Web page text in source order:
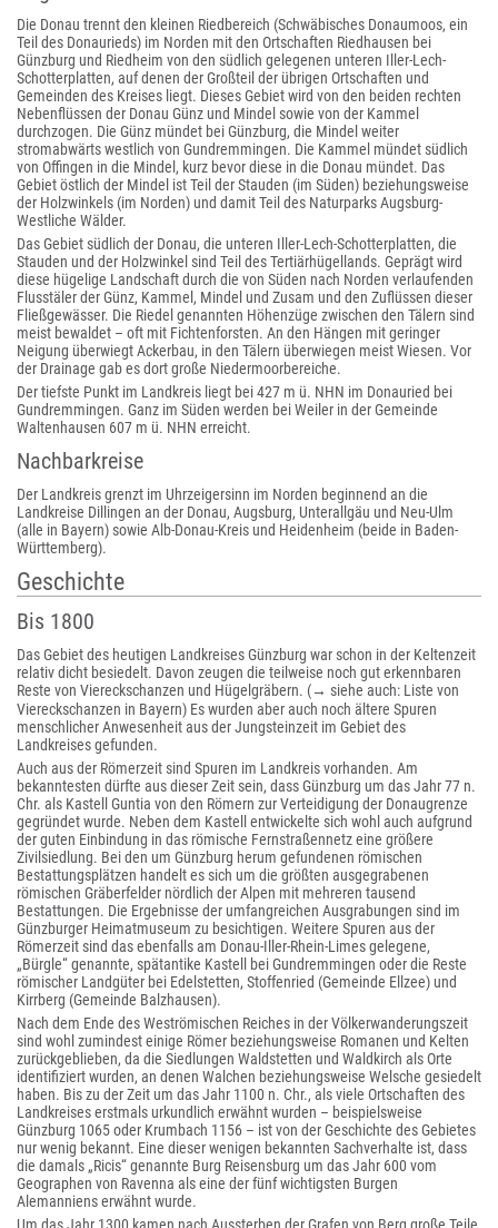
Die Donau trennt den kleinen Riedbereich (Schwäbisches Donaumoos, ein
Teil des Donaurieds) im Norden mit den Ortschaften Riedhausen bei
Günzburg und Riedheim von den südlich gelegenen unteren Iller-Lech-
Schotterplatten, auf denen der Großteil der übrigen Ortschaften und
Gemeinden des Kreises liegt. Dieses Gebiet wird von den beiden rechten
Nebenflüssen der Donau Günz und Mindel sowie von der Kammel
durchzogen. Die Günz mündet bei Günzburg, die Mindel weiter
stromabwärts westlich von Gundremmingen. Die Kammel mündet südlich
von Offingen in die Mindel, kurz bevor diese in die Donau mündet. Das
Gebiet östlich der Mindel ist Teil der Stauden (im Süden) beziehungsweise
der Holzwinkels (im Norden) und damit Teil des Naturparks Augsburg-
Westliche Wälder.
Das Gebiet südlich der Donau, die unteren Iller-Lech-Schotterplatten, die
Stauden und der Holzwinkel sind Teil des Tertiärhügellands. Geprägt wird
diese hügelige Landschaft durch die von Süden nach Norden verlaufenden
Flusstäler der Günz, Kammel, Mindel und Zusam und den Zuflüssen dieser
Fließgewässer. Die Riedel genannten Höhenzüge zwischen den Tälern sind
meist bewaldet – oft mit Fichtenforsten. An den Hängen mit geringer
Neigung überwiegt Ackerbau, in den Tälern überwiegen meist Wiesen. Vor
der Drainage gab es dort große Niedermoorbereiche.
Der tiefste Punkt im Landkreis liegt bei 427 m ü. NHN im Donauried bei
Gundremmingen. Ganz im Süden werden bei Weiler in der Gemeinde
Waltenhausen 607 m ü. NHN erreicht.
Nachbarkreise
Der Landkreis grenzt im Uhrzeigersinn im Norden beginnend an die
Landkreise Dillingen an der Donau, Augsburg, Unterallgäu und Neu-Ulm
(alle in Bayern) sowie Alb-Donau-Kreis und Heidenheim (beide in Baden-
Württemberg).
Geschichte
Bis 1800
Das Gebiet des heutigen Landkreises Günzburg war schon in der Keltenzeit
relativ dicht besiedelt. Davon zeugen die teilweise noch gut erkennbaren
Reste von Viereckschanzen und Hügelgräbern. (→ siehe auch: Liste von
Viereckschanzen in Bayern) Es wurden aber auch noch ältere Spuren
menschlicher Anwesenheit aus der Jungsteinzeit im Gebiet des
Landkreises gefunden.
Auch aus der Römerzeit sind Spuren im Landkreis vorhanden. Am
bekanntesten dürfte aus dieser Zeit sein, dass Günzburg um das Jahr 77 n.
Chr. als Kastell Guntia von den Römern zur Verteidigung der Donaugrenze
gegründet wurde. Neben dem Kastell entwickelte sich wohl auch aufgrund
der guten Einbindung in das römische Fernstraßennetz eine größere
Zivilsiedlung. Bei den um Günzburg herum gefundenen römischen
Bestattungsplätzen handelt es sich um die größten ausgegrabenen
römischen Gräberfelder nördlich der Alpen mit mehreren tausend
Bestattungen. Die Ergebnisse der umfangreichen Ausgrabungen sind im
Günzburger Heimatmuseum zu besichtigen. Weitere Spuren aus der
Römerzeit sind das ebenfalls am Donau-Iller-Rhein-Limes gelegene,
„Bürgle“ genannte, spätantike Kastell bei Gundremmingen oder die Reste
römischer Landgüter bei Edelstetten, Stoffenried (Gemeinde Ellzee) und
Kirrberg (Gemeinde Balzhausen).
Nach dem Ende des Weströmischen Reiches in der Völkerwanderungszeit
sind wohl zumindest einige Römer beziehungsweise Romanen und Kelten
zurückgeblieben, da die Siedlungen Waldstetten und Waldkirch als Orte
identifiziert wurden, an denen Walchen beziehungsweise Welsche gesiedelt
haben. Bis zu der Zeit um das Jahr 1100 n. Chr., als viele Ortschaften des
Landkreises erstmals urkundlich erwähnt wurden – beispielsweise
Günzburg 1065 oder Krumbach 1156 – ist von der Geschichte des Gebietes
nur wenig bekannt. Eine dieser wenigen bekannten Sachverhalte ist, dass
die damals „Ricis“ genannte Burg Reisensburg um das Jahr 600 vom
Geographen von Ravenna als eine der fünf wichtigsten Burgen
Alemanniens erwähnt wurde.